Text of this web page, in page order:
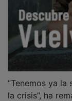
“Tenemos ya
la crisis”, ha